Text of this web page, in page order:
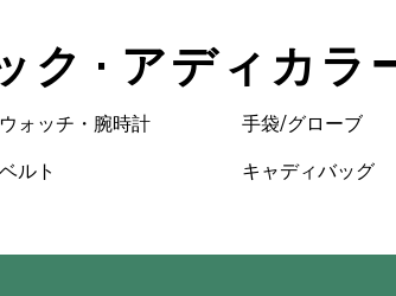
ク • アディカラ
ウォッチ・腕時計
ベルト
手袋/グローブ
キャディバッグ